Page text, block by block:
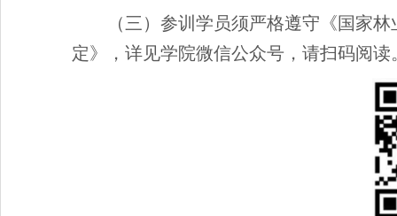
（三）参训学员须严格遵守《国家
定》，详见学院微信公众号，请扫码阅读